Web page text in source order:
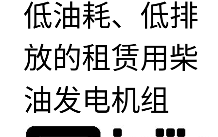
低油耗、低排
放的租赁用柴
油发电机组